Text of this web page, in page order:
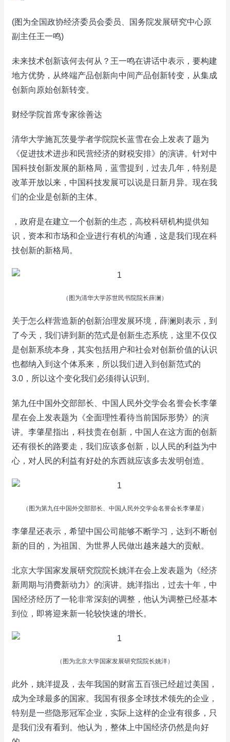
(图为全国政协经济委员会委员、国务院发展研究中心原
副主任王一鸣)
未来技术创新该何去何从？王一鸣在讲话中表示，要构建
地方优势，从终端产品创新向中间产品创新转变，从集成
创新向原始创新转变。
财经学院首席专家徐善达
清华大学施瓦茨曼学者学院院长蓝雪在会上发表了题为
《促进技术进步和民营经济的财税安排》的演讲。针对中
国科技创新发展的新格局，蓝雪提到，过去几年，特别是
改革开放以来，中国科技发展可以说是日新月异。现在我
们的企业是创新的主体。
，政府是在建立一个创新的生态，高校科研机构提供知
识，资本和市场和企业进行有机的沟通，这是我们现在科
技创新的新格局。
（图为清华大学苏世民书院院长薛澜）
关于怎么样营造新的创新治理发展环境，薛澜则表示，到
了今天，我们讲到新的范式是创新生态系统，这里不仅仅
是创新系统本身，其实包括用户和社会对创新价值的认识
也都纳入到这个体系来，所以我们进入到创新范式的
3.0，所以这个变化我们必须得认识到。
第九任中国外交部部长、中国人民外交学会名誉会长李肇
星在会上发表题为《全面理性看待当前国际形势》的演
讲。李肇星指出，科技贵在创新，中国人在这方面的创新
还有很长的路要走，我们应该多创新，以人民的利益为中
心，对人民的利益有好处的东西就应该多去发明创造。
（图为第九任中国外交部部长、中国人民外交学会名誉会长李肇星）
李肇星还表示，希望中国公司能够不断学习，达到不断创
新的目的，为祖国、为世界人民做出越来越大的贡献。
北京大学国家发展研究院院长姚洋在会上发表题为《经济
新周期与消费新动力》的演讲。姚洋指出，过去十年，中
国经济经历了一轮非常深刻的调整，他认为调整已经基本
到位，即将迎来新一轮较快速的增长。
（图为北京大学国家发展研究院院长姚洋）
此外，姚洋提及，去年我国的财富五百强已经超过美国，
成为全球最多的国家。我国有很多全球技术领先的企业，
特别是一些隐形冠军企业，实际上这样的企业有很多，只
是我们没有看到。他认为，整体上中国经济仍然是向好